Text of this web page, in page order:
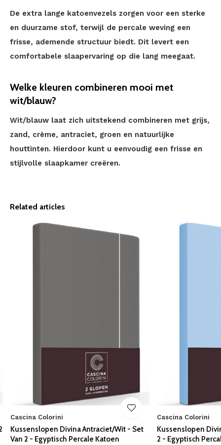
De extra lange katoenvezels zorgen voor een sterke
en duurzame stof, terwijl de percale weving een
frisse, ademende structuur biedt. Dit levert een
comfortabele slaapervaring op die lang meegaat.
Welke kleuren combineren mooi met
wit/blauw?
Wit/blauw laat zich uitstekend combineren met grijs,
zand, crème, antraciet, groen en natuurlijke
houttinten. Hierdoor kunt u eenvoudig een frisse en
stijlvolle slaapkamer creëren.
Related articles
Cascina Colorini
Kussenslopen Divina Antraciet/Wit - Set
Van 2 - Egyptisch Percale Katoen
Cascina Colorini
Kussenslopen
2 - Egyptisch